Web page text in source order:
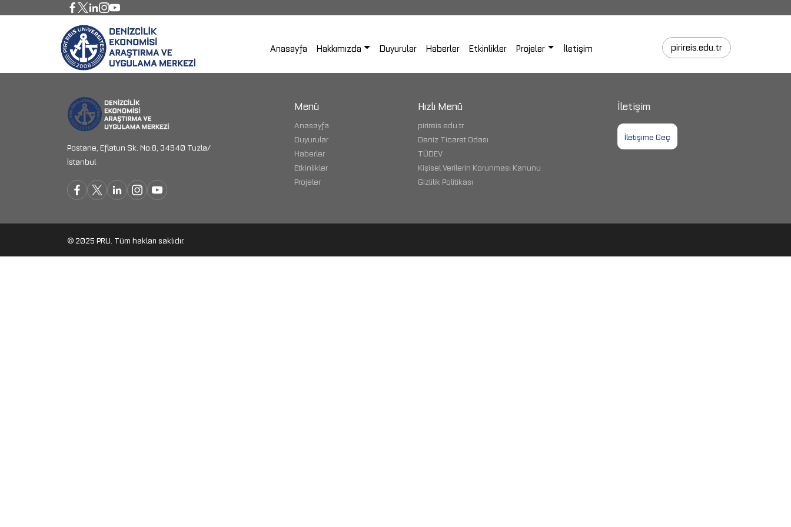
Anasayfa Hakkımızda Duyurular Haberler Etkinlikler Projeler İletişim pirireis.edu.tr
Postane, Eflatun Sk. No:8, 34940 Tuzla/
İstanbul
Menü
Anasayfa
Duyurular
Haberler
Etkinlikler
Projeler
Hızlı Menü
pirireis.edu.tr
Deniz Ticaret Odası
TÜDEV
Kişisel Verilerin Korunması Kanunu
Gizlilik Politikası
İletişim
İletişime Geç
© 2025 PRU. Tüm hakları saklıdır.